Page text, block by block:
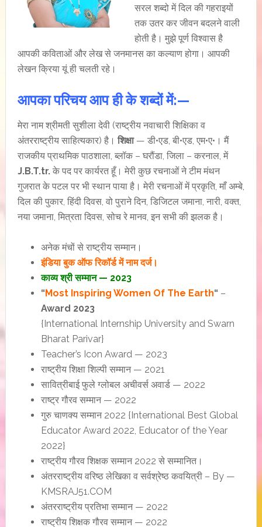
सरल शब्दो में दिल की गहराइयों
तक उतर कर जीवन बदलने वाली
होती है। मुझे पूर्ण विश्वास है
आपकी कविताओं और लेख से जनमानस का कल्याण होगा। आपकी
लेखन क्रिया यूं ही चलती रहे।
आपका परिचय आप ही के शब्दों में:—
मेरा नाम श्रीमती सुशीला देवी (राष्ट्रीय नवाचारी शिक्षिका व
अंतरराष्ट्रीय साहित्यकार) है।शिक्षा— डी•एड, बी•एड, एम•ए•। मैं
राजकीय प्राथमिक पाठशाला, ब्लॉक – घरौंडा, जिला – करनाल, में
J.B.T.tr.के पद पर कार्यरत हूँ। मेरी कुछ रचनाओं ने टीम मंथन
गुजरात के पटल पर भी स्थान पाया है। मेरी रचनाओं में प्रकृति, माँ अम्बे,
दिल की पुकार, हिंदी दिवस, वो पुराने दिन, डिजिटल जमाना, नारी, वक्त,
नया जमाना, मित्रता दिवस, सोच रे मानव, इन सभी की झलक है।
अनेक मंचों से राष्ट्रीय सम्मान।
इंडिया बुक ऑफ रिकॉर्ड में नाम दर्ज।
काव्य श्री सम्मान — 2023
“Most Inspiring Women Of The Earth“–
Award 2023
{International Internship University and Swarn
Bharat Parivar}
Teacher’s Icon Award — 2023
राष्ट्रीय शिक्षा शिल्पी सम्मान — 2021
सावित्रीबाई फुले ग्लोबल अचीवर्स अवार्ड — 2022
राष्ट्र गौरव सम्मान — 2022
गुरु चाणक्य सम्मान 2022 {International Best Global
Educator Award 2022, Educator of the Year
2022}
राष्ट्रीय गौरव शिक्षक सम्मान 2022 से सम्मानित।
अंतरराष्ट्रीय वरिष्ठ लेखिका व सर्वश्रेष्ठ कवयित्री – By —
KMSRAJ51.COM
अंतरराष्ट्रीय प्रतिभा सम्मान — 2022
राष्ट्रीय शिक्षक गौरव सम्मान — 2022